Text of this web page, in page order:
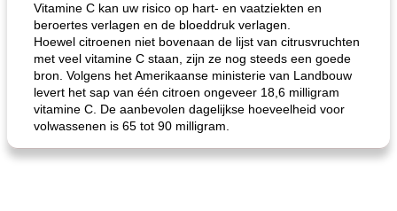
gemakkelijke rijst en hamburger een gerecht diner
Vitamine C kan uw risico op hart- en vaatziekten en
beroertes verlagen en de bloeddruk verlagen.
Hoewel citroenen niet bovenaan de lijst van citrusvruchten
met veel vitamine C staan, zijn ze nog steeds een goede
bron. Volgens het Amerikaanse ministerie van Landbouw
levert het sap van één citroen ongeveer 18,6 milligram
vitamine C. De aanbevolen dagelijkse hoeveelheid voor
volwassenen is 65 tot 90 milligram.